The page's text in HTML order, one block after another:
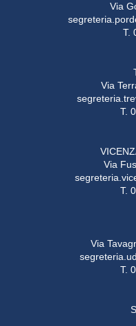
Via
T.
Via
T.
Via
T.
Via
T.